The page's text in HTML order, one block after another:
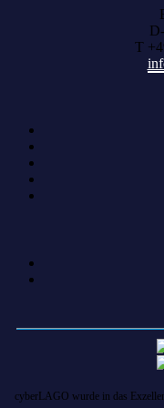
T
cyberLAGO wurde in das